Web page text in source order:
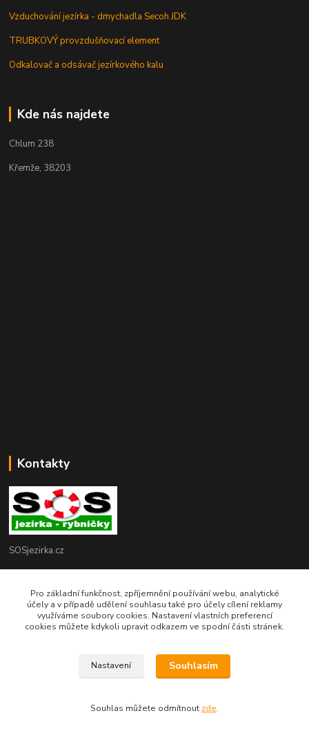
Vzduchování jezírka - dmychadla Secoh JDK
TRUBKOVÝ provzdušňovací element
Odkalovač a odsávač jezírkového kalu
Kde nás najdete
Chlum 238
Křemže, 38203
Kontakty
SOSjezirka.cz
608503141
info@sosjezirka.cz
© Copyright Ing.Petr Marek
Pro základní funkčnost, zpříjemnění používání webu, analytické
účely a v případě udělení souhlasu také pro účely cílení reklamy
využíváme soubory cookies. Nastavení vlastních preferencí
cookies můžete kdykoli upravit odkazem ve spodní části stránek.
Nastavení Souhlasím
Souhlas můžete odmítnout zde.